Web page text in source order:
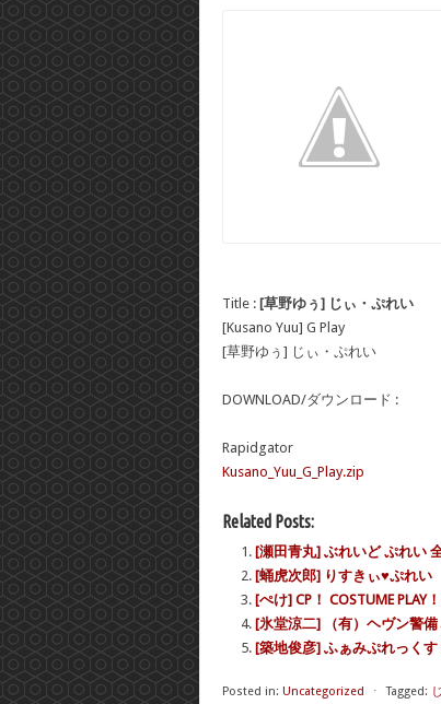
Title : [草野ゆぅ] じぃ・ぷれい
[Kusano Yuu] G Play
[草野ゆぅ] じぃ・ぷれい
DOWNLOAD/ダウンロード :
Rapidgator
Kusano_Yuu_G_Play.zip
Related Posts:
[瀬田青丸] ぶれいど ぷれい
[蛹虎次郎] りすきぃ♥ぷれい
[ぺけ] CP！ COSTUME PLAY
[氷堂涼二] （有）ヘヴン警
[築地俊彦] ふぁみぷれっく
Posted in: Uncategorized ⋅ Tagged: